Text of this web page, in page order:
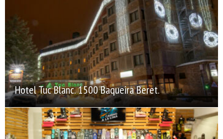
Hotel Tuc Blanc. 1500 Baqueira Beret.